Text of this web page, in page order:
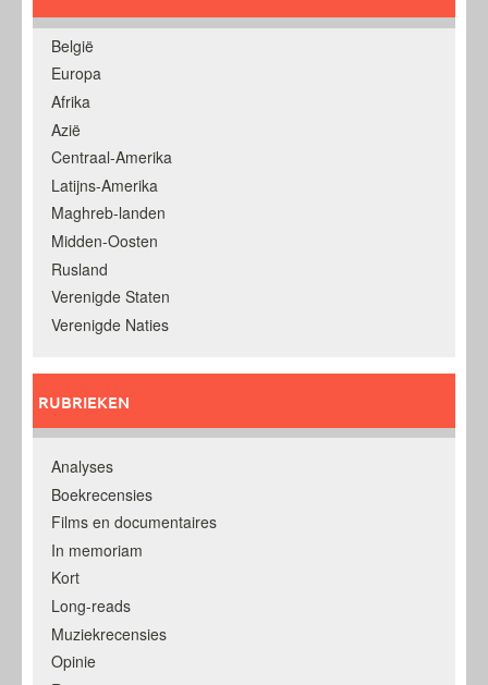
België
Europa
Afrika
Azië
Centraal-Amerika
Latijns-Amerika
Maghreb-landen
Midden-Oosten
Rusland
Verenigde Staten
Verenigde Naties
RUBRIEKEN
Analyses
Boekrecensies
Films en documentaires
In memoriam
Kort
Long-reads
Muziekrecensies
Opinie